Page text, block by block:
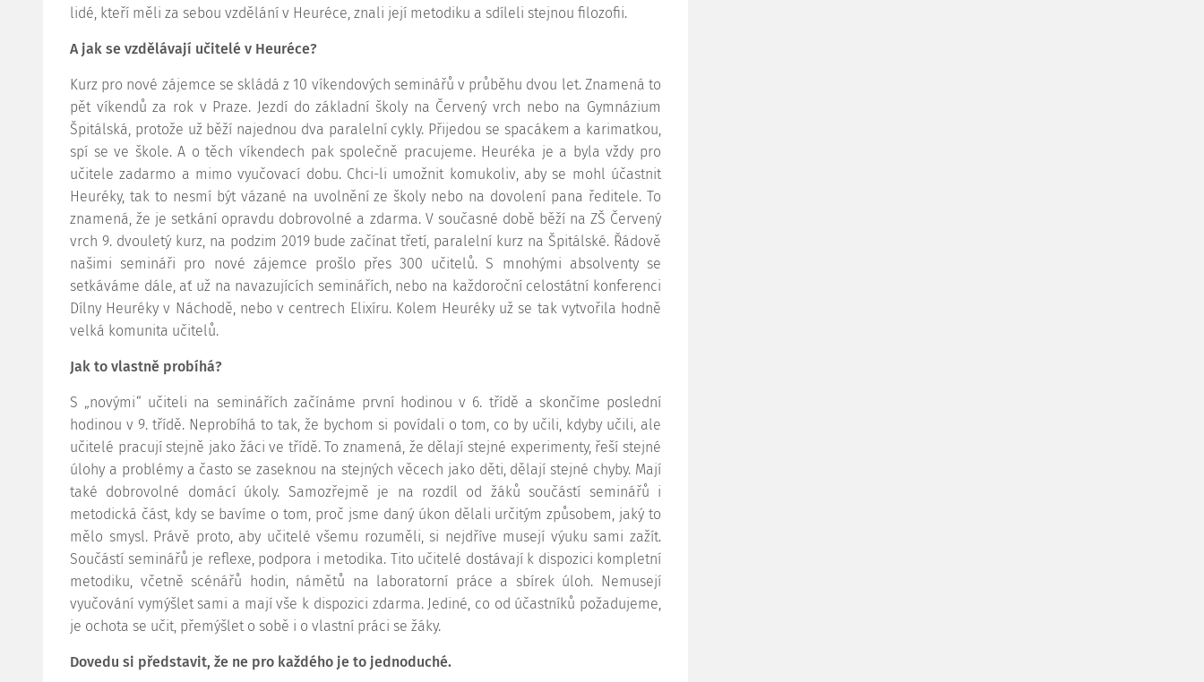
lidé, kteří měli za sebou vzdělání v Heuréce, znali její metodiku a sdíleli stejnou filozofii.
A jak se vzdělávají učitelé v Heuréce?
Kurz pro nové zájemce se skládá z 10 víkendových seminářů v průběhu dvou let. Znamená to
pět víkendů za rok v Praze. Jezdí do základní školy na Červený vrch nebo na Gymnázium
Špitálská, protože už běží najednou dva paralelní cykly. Přijedou se spacákem a karimatkou,
spí se ve škole. A o těch víkendech pak společně pracujeme. Heuréka je a byla vždy pro
učitele zadarmo a mimo vyučovací dobu. Chci-li umožnit komukoliv, aby se mohl účastnit
Heuréky, tak to nesmí být vázané na uvolnění ze školy nebo na dovolení pana ředitele. To
znamená, že je setkání opravdu dobrovolné a zdarma. V současné době běží na ZŠ Červený
vrch 9. dvouletý kurz, na podzim 2019 bude začínat třetí, paralelní kurz na Špitálské. Řádově
našimi semináři pro nové zájemce prošlo přes 300 učitelů. S mnohými absolventy se
setkáváme dále, ať už na navazujících seminářích, nebo na každoroční celostátní konferenci
Dílny Heuréky v Náchodě, nebo v centrech Elixíru. Kolem Heuréky už se tak vytvořila hodně
velká komunita učitelů.
Jak to vlastně probíhá?
S „novými“ učiteli na seminářích začínáme první hodinou v 6. třídě a skončíme poslední
hodinou v 9. třídě. Neprobíhá to tak, že bychom si povídali o tom, co by učili, kdyby učili, ale
učitelé pracují stejně jako žáci ve třídě. To znamená, že dělají stejné experimenty, řeší stejné
úlohy a problémy a často se zaseknou na stejných věcech jako děti, dělají stejné chyby. Mají
také dobrovolné domácí úkoly. Samozřejmě je na rozdíl od žáků součástí seminářů i
metodická část, kdy se bavíme o tom, proč jsme daný úkon dělali určitým způsobem, jaký to
mělo smysl. Právě proto, aby učitelé všemu rozuměli, si nejdříve musejí výuku sami zažít.
Součástí seminářů je reflexe, podpora i metodika. Tito učitelé dostávají k dispozici kompletní
metodiku, včetně scénářů hodin, námětů na laboratorní práce a sbírek úloh. Nemusejí
vyučování vymýšlet sami a mají vše k dispozici zdarma. Jediné, co od účastníků požadujeme,
je ochota se učit, přemýšlet o sobě i o vlastní práci se žáky.
Dovedu si představit, že ne pro každého je to jednoduché.